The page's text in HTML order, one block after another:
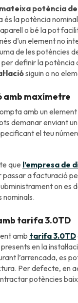
potència
la potència
o bé la pot
d’un element no
de les potències
definir la
siguin o no
amb maxímetre
amb un
demanar enviant
el teu
que l’empresa de
a facturació
on es
nominals.
tarifa 3.0TD
amb tarifa 3.0TD
en la
l’arrencada, es
Per defecte, en
potències